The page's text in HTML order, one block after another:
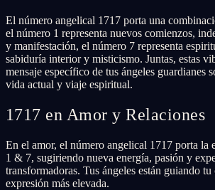
El número angelical 1717 porta una
el número 1 representa nuevos comienzos,
y manifestación, el número 7 representa
sabiduría interior y misticismo. Juntas, estas
mensaje específico de tus ángeles guardianes
vida actual y viaje espiritual.
1717 en Amor y Relaciones
En el amor, el número angelical 1717 porta la
1 & 7, sugiriendo nueva energía, pasión y
transformadoras. Tus ángeles están guiando tu
expresión más elevada.